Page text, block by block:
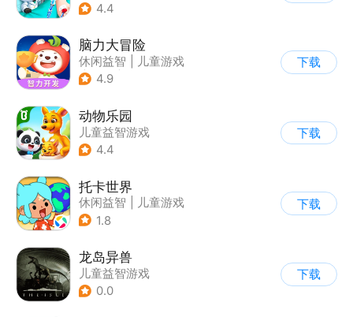
4.4
脑力大冒险
休闲益智
儿童游戏
| 卡通
4.9
下载
动物乐园
儿童益智游戏
4.4
下载
托卡世界
休闲益智
儿童游戏
1.8
下载
龙岛异兽
儿童益智游戏
0.0
下载